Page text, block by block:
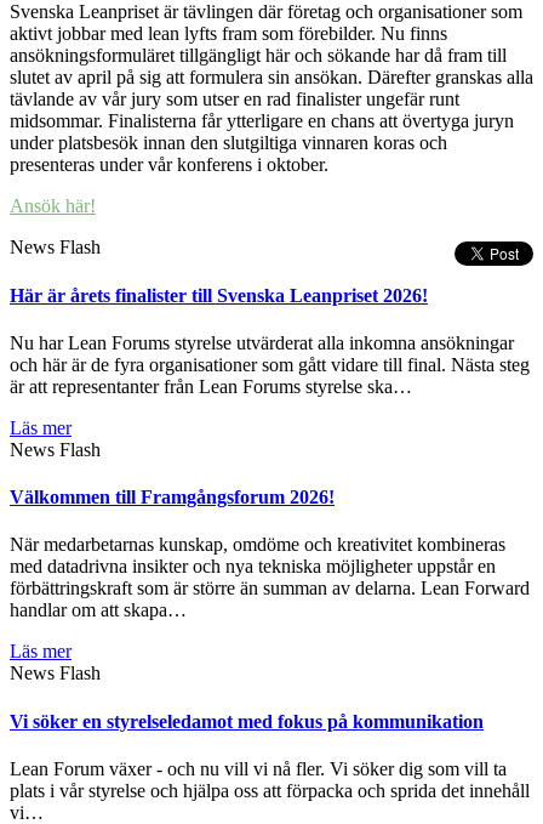
Svenska Leanpriset är tävlingen där företag och organisationer som
aktivt jobbar med lean lyfts fram som förebilder. Nu finns
ansökningsformuläret tillgängligt här och sökande har då fram till
slutet av april på sig att formulera sin ansökan. Därefter granskas alla
tävlande av vår jury som utser en rad finalister ungefär runt
midsommar. Finalisterna får ytterligare en chans att övertyga juryn
under platsbesök innan den slutgiltiga vinnaren koras och
presenteras under vår konferens i oktober.
Ansök här!
News Flash
Här är årets finalister till Svenska Leanpriset 2026!
Nu har Lean Forums styrelse utvärderat alla inkomna ansökningar
och här är de fyra organisationer som gått vidare till final. Nästa steg
är att representanter från Lean Forums styrelse ska…
Läs mer
News Flash
Välkommen till Framgångsforum 2026!
När medarbetarnas kunskap, omdöme och kreativitet kombineras
med datadrivna insikter och nya tekniska möjligheter uppstår en
förbättringskraft som är större än summan av delarna. Lean Forward
handlar om att skapa…
Läs mer
News Flash
Vi söker en styrelseledamot med fokus på kommunikation
Lean Forum växer - och nu vill vi nå fler. Vi söker dig som vill ta
plats i vår styrelse och hjälpa oss att förpacka och sprida det innehåll
vi…